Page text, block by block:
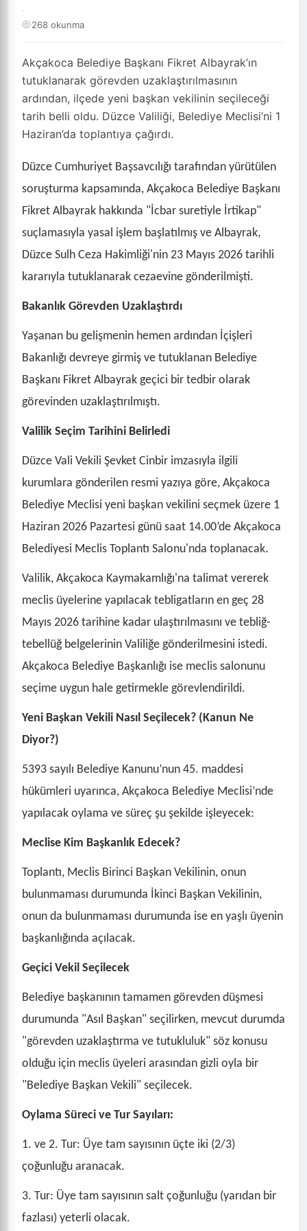
Akçakoca Belediye Başkanı Fikret Albayrak’ın
tutuklanarak görevden uzaklaştırılmasının
ardından, ilçede yeni başkan vekilinin seçileceği
tarih belli oldu. Düzce Valiliği, Belediye Meclisi’ni 1
Haziran’da toplantıya çağırdı.
·
268 okunma
Düzce Cumhuriyet Başsavcılığı tarafından yürütülen
soruşturma kapsamında, Akçakoca Belediye Başkanı
Fikret Albayrak hakkında "İcbar suretiyle İrtikap"
suçlamasıyla yasal işlem başlatılmış ve Albayrak,
Düzce Sulh Ceza Hakimliği'nin 23 Mayıs 2026 tarihli
kararıyla tutuklanarak cezaevine gönderilmişti.
Bakanlık Görevden Uzaklaştırdı
Yaşanan bu gelişmenin hemen ardından İçişleri
Bakanlığı devreye girmiş ve tutuklanan Belediye
Başkanı Fikret Albayrak geçici bir tedbir olarak
görevinden uzaklaştırılmıştı.
Valilik Seçim Tarihini Belirledi
Düzce Vali Vekili Şevket Cinbir imzasıyla ilgili
kurumlara gönderilen resmi yazıya göre, Akçakoca
Belediye Meclisi yeni başkan vekilini seçmek üzere 1
Haziran 2026 Pazartesi günü saat 14.00’de Akçakoca
Belediyesi Meclis Toplantı Salonu'nda toplanacak.
Valilik, Akçakoca Kaymakamlığı'na talimat vererek
meclis üyelerine yapılacak tebligatların en geç 28
Mayıs 2026 tarihine kadar ulaştırılmasını ve tebliğ-
tebellüğ belgelerinin Valiliğe gönderilmesini istedi.
Akçakoca Belediye Başkanlığı ise meclis salonunu
seçime uygun hale getirmekle görevlendirildi.
Yeni Başkan Vekili Nasıl Seçilecek? (Kanun Ne
Diyor?)
5393 sayılı Belediye Kanunu’nun 45. maddesi
hükümleri uyarınca, Akçakoca Belediye Meclisi’nde
yapılacak oylama ve süreç şu şekilde işleyecek:
Meclise Kim Başkanlık Edecek?
Toplantı, Meclis Birinci Başkan Vekilinin, onun
bulunmaması durumunda İkinci Başkan Vekilinin,
onun da bulunmaması durumunda ise en yaşlı üyenin
başkanlığında açılacak.
Geçici Vekil Seçilecek
Belediye başkanının tamamen görevden düşmesi
durumunda "Asıl Başkan" seçilirken, mevcut durumda
"görevden uzaklaştırma ve tutukluluk" söz konusu
olduğu için meclis üyeleri arasından gizli oyla bir
"Belediye Başkan Vekili" seçilecek.
Oylama Süreci ve Tur Sayıları:
1. ve 2. Tur: Üye tam sayısının üçte iki (2/3)
çoğunluğu aranacak.
3. Tur: Üye tam sayısının salt çoğunluğu (yarıdan bir
fazlası) yeterli olacak.